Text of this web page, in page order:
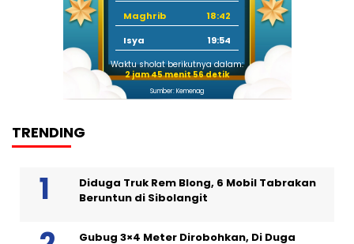
Maghrib
18:42
Isya
19:54
Waktu sholat berikutnya dalam:
2 jam 45 menit 55 detik
Sumber: Kemenag
TRENDING
Diduga Truk Rem Blong, 6 Mobil Tabrakan
Beruntun di Sibolangit
Gubug 3×4 Meter Dirobohkan, Di Duga